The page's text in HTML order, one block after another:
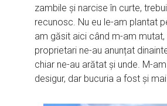
zambile și narcise în curte,
recunosc. Nu eu le-am plantat
am găsit aici când m-am
proprietari ne-au anunțat
chiar ne-au arătat și unde. M-
desigur, dar bucuria a fost și